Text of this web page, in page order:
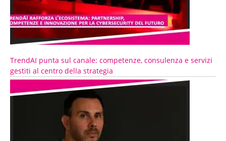
TrendAI punta sul canale: competenze, consulenza e servizi
gestiti al centro della strategia